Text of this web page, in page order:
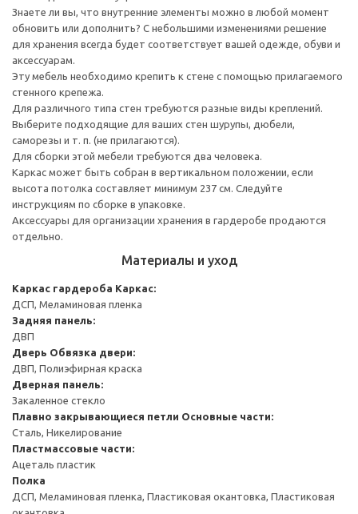
Знаете ли вы, что внутренние элементы можно в любой момент
обновить или дополнить? С небольшими изменениями решение
для хранения всегда будет соответствует вашей одежде, обуви и
аксессуарам.
Эту мебель необходимо крепить к стене с помощью прилагаемого
стенного крепежа.
Для различного типа стен требуются разные виды креплений.
Выберите подходящие для ваших стен шурупы, дюбели,
саморезы и т. п. (не прилагаются).
Для сборки этой мебели требуются два человека.
Каркас может быть собран в вертикальном положении, если
высота потолка составляет минимум 237 см. Следуйте
инструкциям по сборке в упаковке.
Аксессуары для организации хранения в гардеробе продаются
отдельно.
Материалы и уход
Каркас гардероба Каркас:
ДСП, Меламиновая пленка
Задняя панель:
ДВП
Дверь Обвязка двери:
ДВП, Полиэфирная краска
Дверная панель:
Закаленное стекло
Плавно закрывающиеся петли Основные части:
Сталь, Никелирование
Пластмассовые части:
Ацеталь пластик
Полка
ДСП, Меламиновая пленка, Пластиковая окантовка, Пластиковая